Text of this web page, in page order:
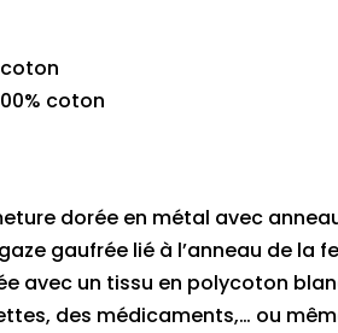
coton
coton
dorée en métal avec
gaufrée lié à l’anneau de la
avec un tissu en polycoton
des médicaments,… ou